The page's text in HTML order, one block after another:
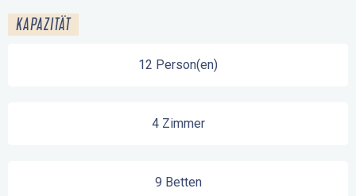
KAPAZITÄT
12 Person(en)
4 Zimmer
9 Betten